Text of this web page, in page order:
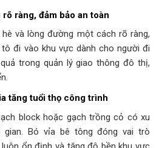
ràng, đảm bảo an toàn
và lòng đường một cách rõ ràng,
đi vào khu vực dành cho người đi
trong quản lý giao thông đô thị,
tăng tuổi thọ công trình
block hoặc gạch trồng cỏ có xu
Bó vỉa bê tông đóng vai trò